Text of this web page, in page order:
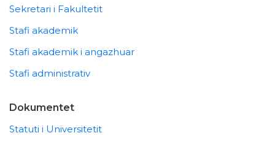
Sekretari i Fakultetit
Stafi akademik
Stafi akademik i angazhuar
Stafi administrativ
Dokumentet
Statuti i Universitetit